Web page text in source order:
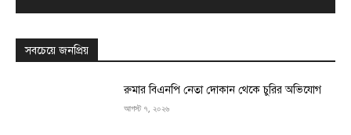
সবচেয়ে জনপ্রিয়
রুমার বিএনপি নেতা দোকান থেকে চুরির অভিযোগ
আগস্ট ৭, ২০২৬